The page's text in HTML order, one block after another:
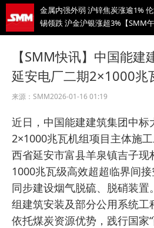
金属内强外弱 沪锌焦炭涨逾1%
锡领跌 沪金沪银涨超3%【SMM午
球锌、氧化锌、镀锌板供需及价
宝玛克邀您共聚2026变形镁合金
研讨会暨产需对接会
掌上有色
为有色行业打造的神器
【SMM快讯】中国能
延安电厂二期2×1000兆
来源： SMM2026-01-16 01:19
近日，中国能建建筑集团中标
2×1000兆瓦机组项目主体施
西省延安市富县羊泉镇吉子现
1000兆瓦级高效超超临界间接
同步建设烟气脱硫、脱硝装
组建筑安装及部分公用系统工
依托煤炭资源优势，践行国家